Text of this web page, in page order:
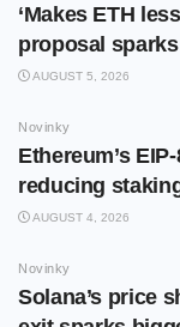
‘Makes ETH
proposal
AUGUST 5, 2026
Novinky
Ethereum’s
reducing
AUGUST 4, 2026
Novinky
Solana’s price